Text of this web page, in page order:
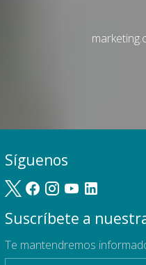
Síguenos
Suscríbete a
Te mantendremos